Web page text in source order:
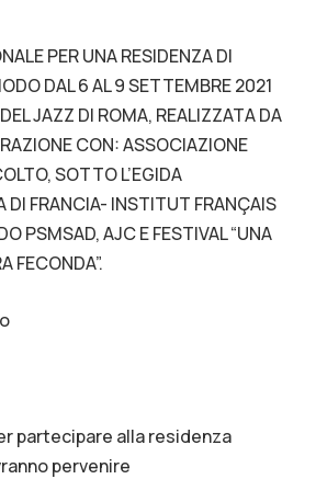
PER UNA RESIDENZA DI
DAL 6 AL 9 SETTEMBRE 2021
JAZZ DI ROMA, REALIZZATA DA
CON: ASSOCIAZIONE
SOTTO L’EGIDA
DI FRANCIA- INSTITUT FRANÇAIS
PSMSAD, AJC E FESTIVAL “UNA
FECONDA”.
partecipare alla residenza
pervenire